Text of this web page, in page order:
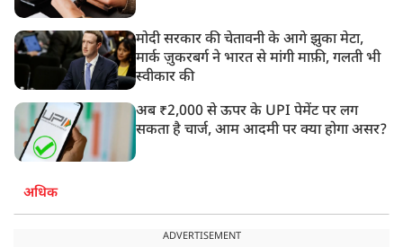
मोदी सरकार की चेतावनी के आगे झुका मेटा,
मार्क ज़ुकरबर्ग ने भारत से मांगी माफ़ी, गलती भी
स्वीकार की
अब ₹2,000 से ऊपर के UPI पेमेंट पर लग
सकता है चार्ज, आम आदमी पर क्या होगा असर?
अधिक
ADVERTISEMENT